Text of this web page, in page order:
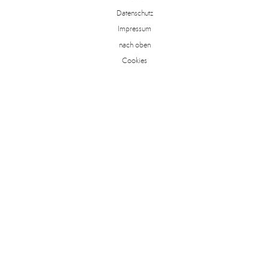
Datenschutz
Impressum
nach oben
Cookies